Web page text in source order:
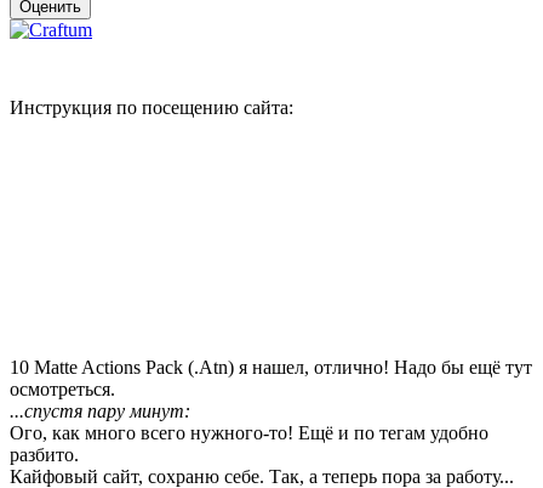
Инструкция по посещению сайта:
10 Matte Actions Pack (.Atn) я нашел, отлично! Надо бы ещё тут
осмотреться.
...спустя пару минут:
Ого, как много всего нужного-то! Ещё и по тегам удобно
разбито.
Кайфовый сайт, сохраню себе. Так, а теперь пора за работу...